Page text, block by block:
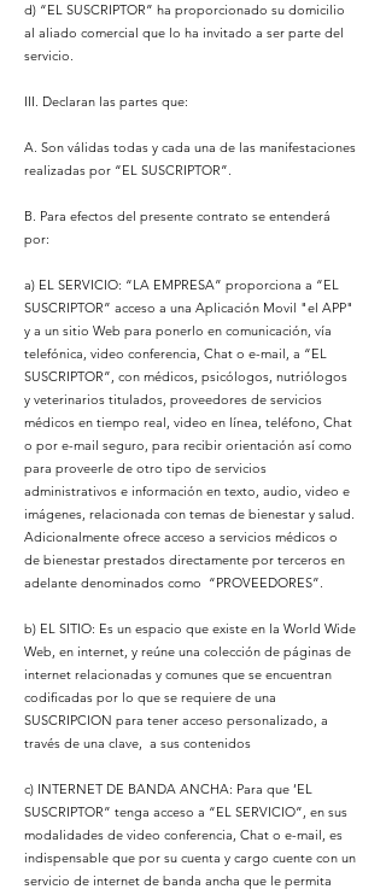
d) “EL SUSCRIPTOR” ha proporcionado su domicilio
al aliado comercial que lo ha invitado a ser parte del
servicio.
III. Declaran las partes que:
A. Son válidas todas y cada una de las manifestaciones
realizadas por “EL SUSCRIPTOR”.
B. Para efectos del presente contrato se entenderá
por:
a) EL SERVICIO: “LA EMPRESA” proporciona a “EL
SUSCRIPTOR” acceso a una Aplicación Movil "el APP"
y a un sitio Web para ponerlo en comunicación, vía
telefónica, video conferencia, Chat o e-mail, a “EL
SUSCRIPTOR”, con médicos, psicólogos, nutriólogos
y veterinarios titulados, proveedores de servicios
médicos en tiempo real, video en línea, teléfono, Chat
o por e-mail seguro, para recibir orientación así como
para proveerle de otro tipo de servicios
administrativos e información en texto, audio, video e
imágenes, relacionada con temas de bienestar y salud.
Adicionalmente ofrece acceso a servicios médicos o
de bienestar prestados directamente por terceros en
adelante denominados como “PROVEEDORES”.
b) EL SITIO: Es un espacio que existe en la World Wide
Web, en internet, y reúne una colección de páginas de
internet relacionadas y comunes que se encuentran
codificadas por lo que se requiere de una
SUSCRIPCION para tener acceso personalizado, a
través de una clave, a sus contenidos
c) INTERNET DE BANDA ANCHA: Para que ‘EL
SUSCRIPTOR” tenga acceso a “EL SERVICIO”, en sus
modalidades de video conferencia, Chat o e-mail, es
indispensable que por su cuenta y cargo cuente con un
servicio de internet de banda ancha que le permita